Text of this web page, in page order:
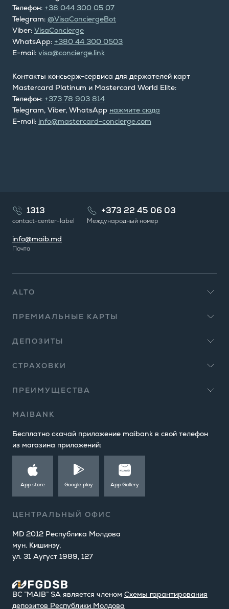
Телефон: +38 044 300 05 07
Telegram: @VisaConciergeBot
Viber: VisaConcierge
WhatsApp: +380 44 300 0503
E-mail: visa@concierge.link
Контакты консьерж-сервиса для держателей карт
Mastercard Platinum и Mastercard World Elite:
Телефон: +373 78 903 814
Telegram, Viber, WhatsApp нажмите сюда
E-mail: info@mastercard-concierge.com
1313
contact-center-label
+373 22 45 06 03
Международный номер
info@maib.md
Почта
ALTO
ПРЕМИАЛЬНЫЕ КАРТЫ
ДЕПОЗИТЫ
СТРАХОВКИ
ПРЕИМУЩЕСТВА
MAIBANK
Бесплатно скачай приложение maibank в свой телефон
из магазина приложений:
App store Google play App Gallery
ЦЕНТРАЛЬНЫЙ ОФИС
MD 2012 Республика Молдова
мун. Кишинэу,
ул. 31 Аугуст 1989, 127
BC ”MAIB” SA является членом Cхемы гарантирования
депозитов Республики Молдова